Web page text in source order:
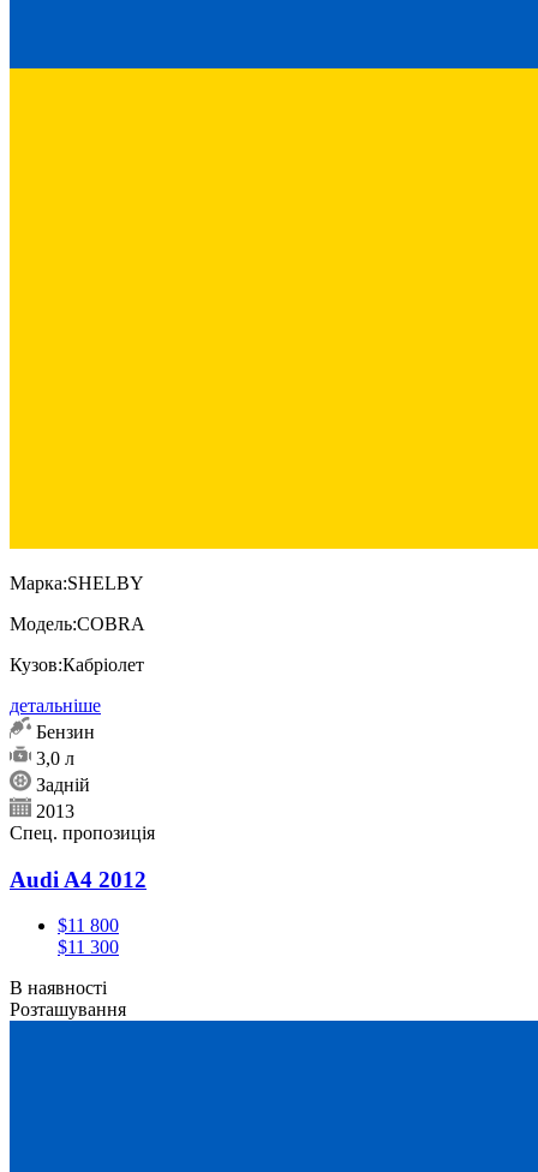
Марка:SHELBY
Модель:COBRA
Кузов:Кабріолет
детальніше
Бензин
3,0 л
Задній
2013
Спец. пропозиція
Audi A4 2012
$11 800
$11 300
В наявності
Розташування